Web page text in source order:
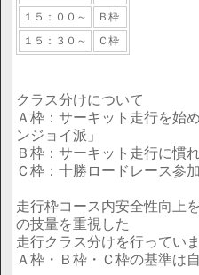
１５：００～
Ｂ枠
１５：３０～
Ｃ枠
クラス分けについて
Ａ枠：サーキット走行を始
ンジョイ派」
Ｂ枠：サーキット走行に慣
Ｃ枠：十勝ロードレース参
走行枠コース内安全性向上
の技量を重視した
走行クラス分けを行ってい
Ａ枠・Ｂ枠・Ｃ枠の基準は